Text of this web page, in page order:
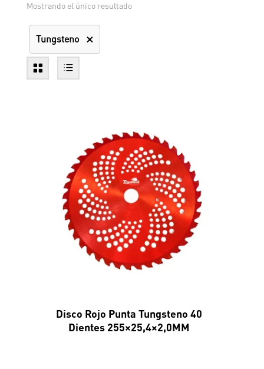
Mostrando el único resultado
Tungsteno
Disco Rojo Punta Tungsteno 40
Dientes 255×25,4×2,0MM